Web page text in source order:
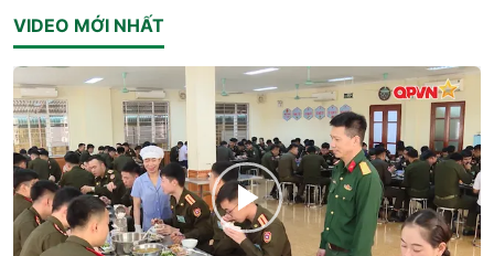
VIDEO MỚI NHẤT